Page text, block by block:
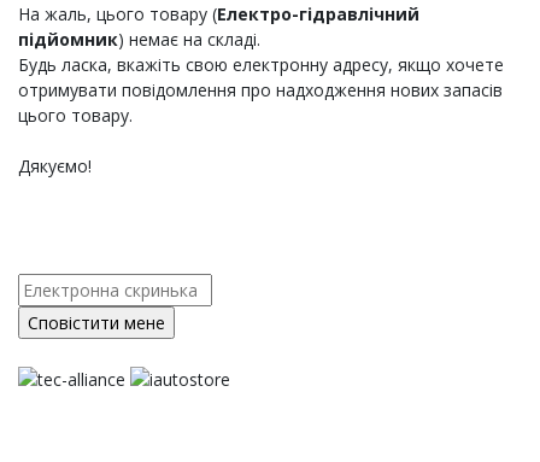
На жаль, цього товару (Електро-гідравлічний
підйомник) немає на складі.
Будь ласка, вкажіть свою електронну адресу, якщо хочете
отримувати повідомлення про надходження нових запасів
цього товару.
Дякуємо!